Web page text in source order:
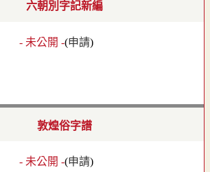
六朝別字記新編
- 未公開 -(申請)
敦煌俗字譜
- 未公開 -(申請)